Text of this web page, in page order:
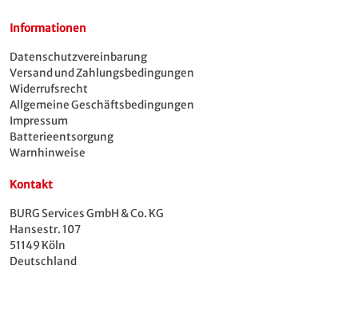
Informationen
Datenschutzvereinbarung
Versand und Zahlungsbedingungen
Widerrufsrecht
Allgemeine Geschäftsbedingungen
Impressum
Batterieentsorgung
Warnhinweise
Kontakt
BURG Services GmbH & Co. KG
Hansestr. 107
51149 Köln
Deutschland